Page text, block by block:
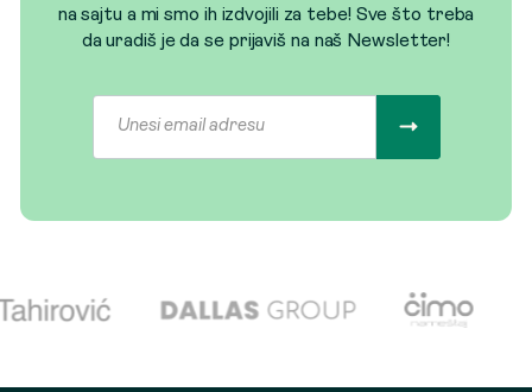
na sajtu a mi smo ih izdvojili za tebe! Sve što treba
da uradiš je da se prijaviš na naš Newsletter!